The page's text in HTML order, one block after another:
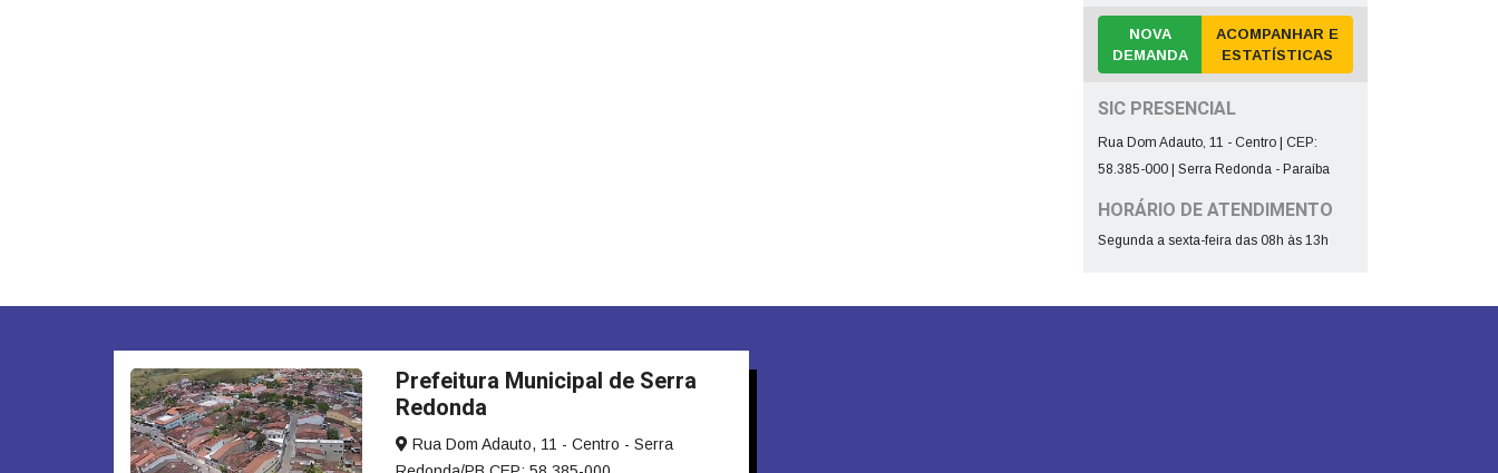
NOVA
DEMANDA
ACOMPANHAR E
ESTATÍSTICAS
SIC PRESENCIAL
Rua Dom Adauto, 11 - Centro | CEP:
58.385-000 | Serra Redonda - Paraíba
HORÁRIO DE ATENDIMENTO
Segunda a sexta-feira das 08h às 13h
Prefeitura Municipal de Serra
Redonda
Rua Dom Adauto, 11 - Centro - Serra